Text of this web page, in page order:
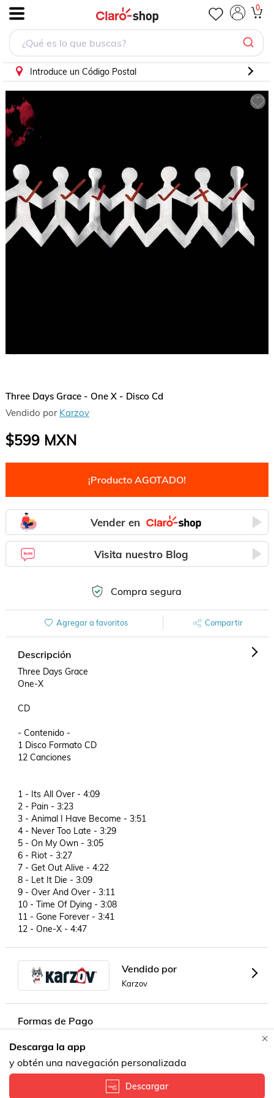
0
Introduce un Código Postal
Three Days Grace - One X - Disco Cd
Vendido por Karzov
$599MXN
¡Producto AGOTADO!
Vender en
Visita nuestro Blog
Compra segura
Agregar a favoritos Compartir
Descripción
Three Days Grace
One-X
CD
- Contenido -
1 Disco Formato CD
12 Canciones
1 - Its All Over - 4:09
2 - Pain - 3:23
3 - Animal I Have Become - 3:51
4 - Never Too Late - 3:29
5 - On My Own - 3:05
6 - Riot - 3:27
7 - Get Out Alive - 4:22
8 - Let It Die - 3:09
9 - Over And Over - 3:11
10 - Time Of Dying - 3:08
11 - Gone Forever - 3:41
12 - One-X - 4:47
Vendido por
Karzov
Formas de Pago
Descarga la app
y obtén una navegación personalizada
Descargar
Three Days Grace - One X - Disco Cd